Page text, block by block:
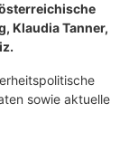
Klaudia Tanner,
sowie aktuelle